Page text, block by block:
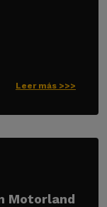
Leer más >>>
Motorland